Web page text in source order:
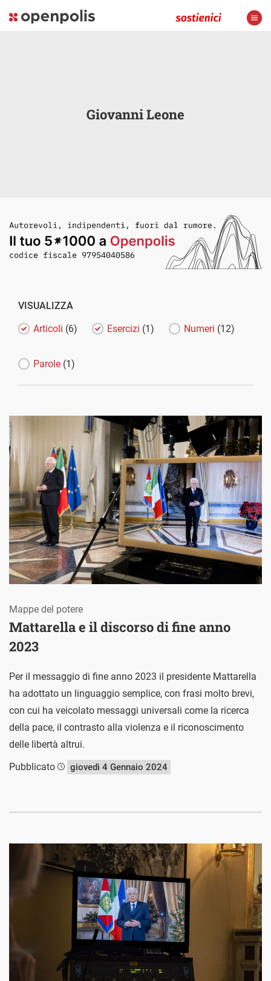
Giovanni Leone
VISUALIZZA
Articoli (6) Esercizi (1) Numeri (12)
Parole (1)
Mattarella e il discorso di fine anno
2023
Mappe del potere
Per il messaggio di fine anno 2023 il presidente Mattarella
ha adottato un linguaggio semplice, con frasi molto brevi,
con cui ha veicolato messaggi universali come la ricerca
della pace, il contrasto alla violenza e il riconoscimento
delle libertà altrui.
Pubblicato
giovedì 4 Gennaio 2024